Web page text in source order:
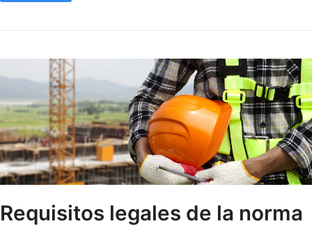
Requisitos legales de la norma